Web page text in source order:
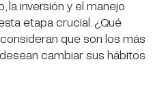
la inversión y el manejo
etapa crucial. ¿Qué
que son los más
cambiar sus hábitos